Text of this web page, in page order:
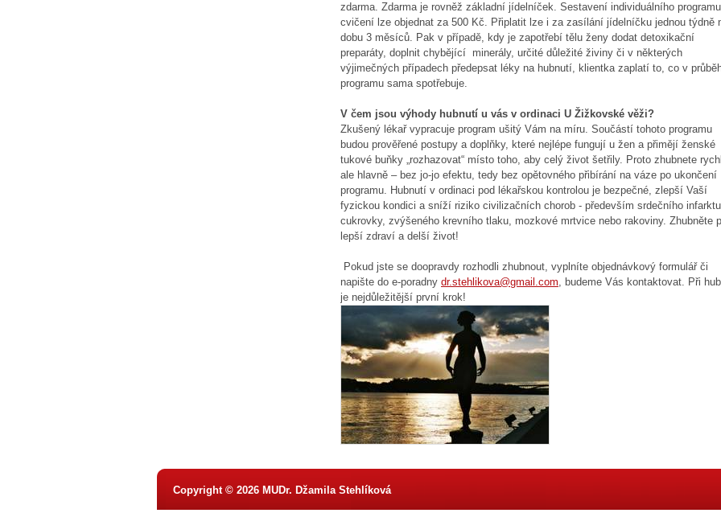
zdarma. Zdarma je rovněž základní jídelníček. Sestavení individuálního programu
cvičení lze objednat za 500 Kč. Připlatit lze i za zasílání jídelníčku jednou týdně
dobu 3 měsíců. Pak v případě, kdy je zapotřebí tělu ženy dodat detoxikační
preparáty, doplnit chybějící minerály, určité důležité živiny či v některých
výjimečných případech předepsat léky na hubnutí, klientka zaplatí to, co v
programu sama spotřebuje.
V čem jsou výhody hubnutí u vás v ordinaci U Žižkovské věži?
Zkušený lékař vypracuje program ušitý Vám na míru. Součástí tohoto programu
budou prověřené postupy a doplňky, které nejlépe fungují u žen a přimějí ženské
tukové buňky „rozhazovat“ místo toho, aby celý život šetřily. Proto zhubnete
ale hlavně – bez jo-jo efektu, tedy bez opětovného přibírání na váze po ukončení
programu. Hubnutí v ordinaci pod lékařskou kontrolou je bezpečné, zlepší Vaší
fyzickou kondici a sníží riziko civilizačních chorob - především srdečního
cukrovky, zvýšeného krevního tlaku, mozkové mrtvice nebo rakoviny. Zhubněte
lepší zdraví a delší život!
Pokud jste se doopravdy rozhodli zhubnout, vyplníte objednávkový formulář či
napište do e-poradny dr.stehlikova@gmail.com, budeme Vás kontaktovat. Při
je nejdůležitější první krok!
Copyright © 2026 MUDr. Džamila Stehlíková